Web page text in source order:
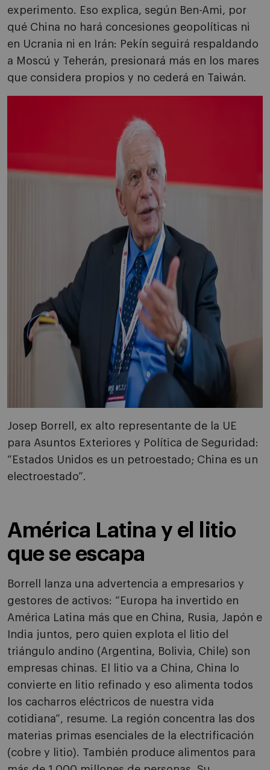
experimento. Eso explica, según Ben-Ami, por
qué China no hará concesiones geopolíticas ni
en Ucrania ni en Irán: Pekín seguirá respaldando
a Moscú y Teherán, presionará más en los mares
que considera propios y no cederá en Taiwán.
Josep Borrell, ex alto representante de la UE
para Asuntos Exteriores y Política de Seguridad:
“Estados Unidos es un petroestado; China es un
electroestado”.
América Latina y el litio
que se escapa
Borrell lanza una advertencia a empresarios y
gestores de activos: “Europa ha invertido en
América Latina más que en China, Rusia, Japón e
India juntos, pero quien explota el litio del
triángulo andino (Argentina, Bolivia, Chile) son
empresas chinas. El litio va a China, China lo
convierte en litio refinado y eso alimenta todos
los cacharros eléctricos de nuestra vida
cotidiana”, resume. La región concentra las dos
materias primas esenciales de la electrificación
(cobre y litio). También produce alimentos para